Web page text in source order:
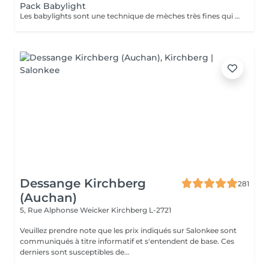
Pack Babylight
Les babylights sont une technique de mèches très fines qui donne un résultat lumineux. Le pack comprend une consultation personnalisée, des babylights avec les produits LOREAL PROFESSIONNEL, shampooing et conditionneur spécifiques REDKEN, le séchage et les produits de styling REDKEN Option Coupe : la coupe IGORANCE, ( finition sur cheveux sec), le séchage et les produits de styling REDKEN. * Tarifs à titre indicatifs à confirmer après la consultation personnalisée établit auprès de votre coiffeur/stylist/spécialiste * La direction se réserve le droit d’apporter des modifications pour le bon fonctionnement du salon
Dessange Kirchberg
(Auchan)
281
5, Rue Alphonse Weicker Kirchberg L-2721
Veuillez prendre note que les prix indiqués sur Salonkee sont
communiqués à titre informatif et s'entendent de base. Ces
derniers sont susceptibles de...